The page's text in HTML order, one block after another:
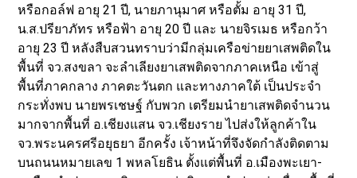
หรือกอล์ฟ อายุ 21 ปี, นายภานุมาศ หรือตั้ม อายุ 31 ปี,
น.ส.ปรียาภัทร หรือฟ้า อายุ 20 ปี และ นายจิรเมธ หรือกว้า
อายุ 23 ปี หลังสืบสวนทราบว่ามีกลุ่มเครือข่ายยาเสพติดใน
พื้นที่ จว.สงขลา จะลำเลียงยาเสพติดจากภาคเหนือ เข้าสู่
พื้นที่ภาคกลาง ภาคตะวันตก และทางภาคใต้ เป็นประจำ
กระทั่งพบ นายพรเชษฐ์ กับพวก เตรียมนำยาเสพติดจำนวน
มากจากพื้นที่ อ.เชียงแสน จว.เชียงราย ไปส่งให้ลูกค้าใน
จว.พระนครศรีอยุธยา อีกครั้ง เจ้าหน้าที่จึงจัดกำลังติดตาม
บนถนนหมายเลข 1 พหลโยธิน ตั้งแต่พื้นที่ อ.เมืองพะเยา-